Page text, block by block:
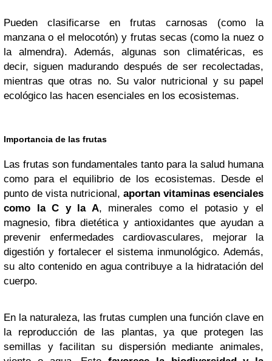
Pueden clasificarse en frutas carnosas (como la
manzana o el melocotón) y frutas secas (como la nuez o
la almendra). Además, algunas son climatéricas, es
decir, siguen madurando después de ser recolectadas,
mientras que otras no. Su valor nutricional y su papel
ecológico las hacen esenciales en los ecosistemas.
Importancia de las frutas
Las frutas son fundamentales tanto para la salud humana
como para el equilibrio de los ecosistemas. Desde el
punto de vista nutricional, aportan vitaminas esenciales
como la C y la A, minerales como el potasio y el
magnesio, fibra dietética y antioxidantes que ayudan a
prevenir enfermedades cardiovasculares, mejorar la
digestión y fortalecer el sistema inmunológico. Además,
su alto contenido en agua contribuye a la hidratación del
cuerpo.
En la naturaleza, las frutas cumplen una función clave en
la reproducción de las plantas, ya que protegen las
semillas y facilitan su dispersión mediante animales,